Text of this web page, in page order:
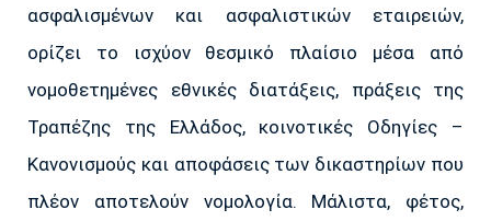
ασφαλισμένων και ασφαλιστικών εταιρειών,
ορίζει το ισχύον θεσμικό πλαίσιο μέσα από
νομοθετημένες εθνικές διατάξεις, πράξεις της
Τραπέζης της Ελλάδος, κοινοτικές Οδηγίες –
Κανονισμούς και αποφάσεις των δικαστηρίων που
πλέον αποτελούν νομολογία. Μάλιστα, φέτος,